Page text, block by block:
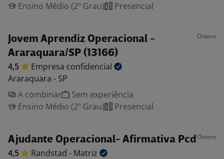
Ensino Médio (2º Grau)
Presencial
Jovem Aprendiz Operacional -
Araraquara/SP (13166)
Ontem
4,5 Empresa confidencial
Araraquara - SP
A combinar
Sem experiência
Ensino Médio (2º Grau)
Presencial
Ajudante Operacional- Afirmativa Pcd Ontem
4,5 Randstad - Matriz